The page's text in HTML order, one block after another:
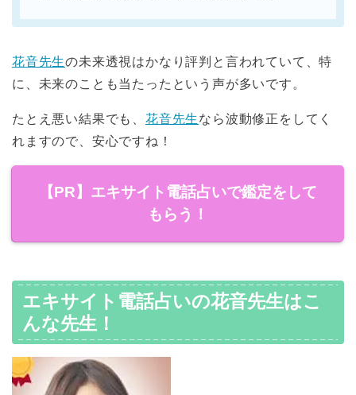
花音先生の未来透視はかなり評判と言われていて、特
に、未来のことも当たったという声が多いです。
たとえ悪い結果でも、 花音先生なら波動修正をしてく
れますので、安心ですね！
【PR】エキサイト電話占いで鑑定をして
もらう！
エキサイト電話占いの花音先生はこ
んな先生！